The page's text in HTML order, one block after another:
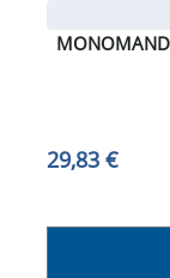
29,83 €